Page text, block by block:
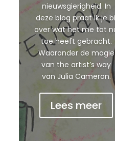
nieuwsgierigheid. In
deze blog praat ik je
over wat het me tot
toe heeft gebracht.
Waaronder de magie
van the artist’s way
van Julia Cameron.
Lees meer